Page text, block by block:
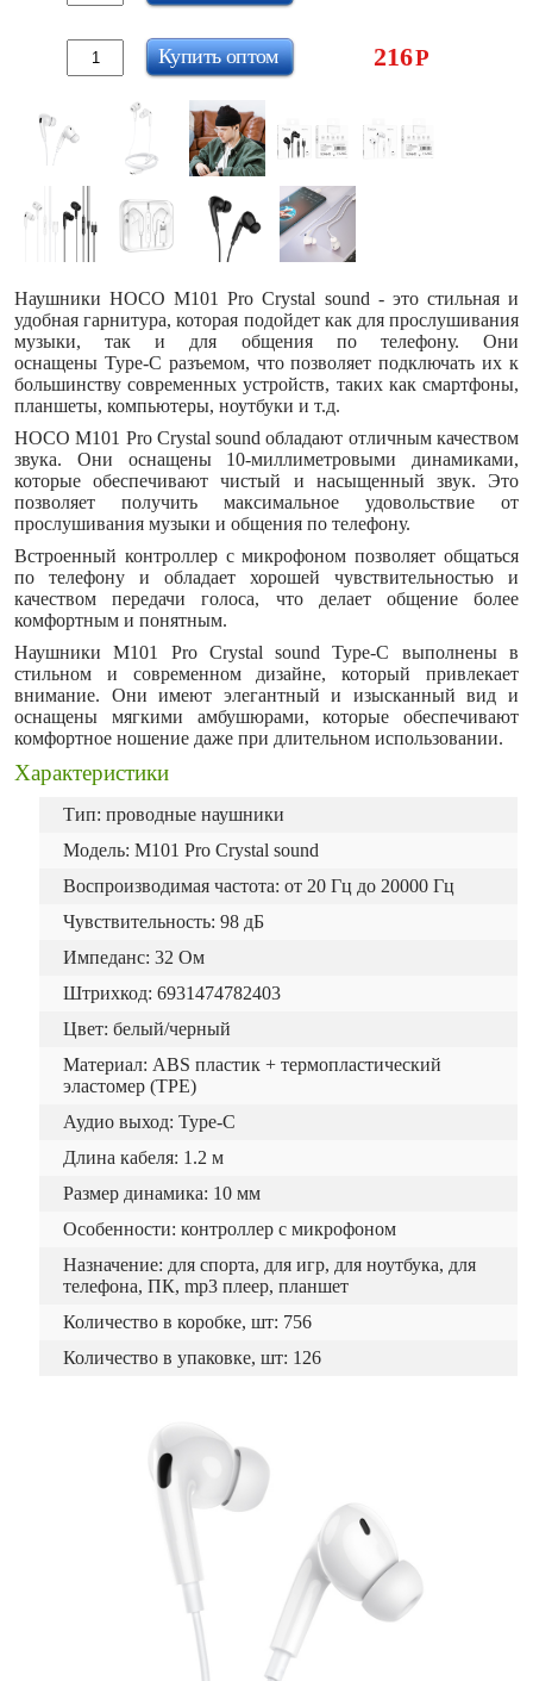
216Р
Купить оптом
Наушники HOCO M101 Pro Crystal sound - это стильная и
удобная гарнитура, которая подойдет как для прослушивания
музыки, так и для общения по телефону. Они
оснащены Type-C разъемом, что позволяет подключать их к
большинству современных устройств, таких как смартфоны,
планшеты, компьютеры, ноутбуки и т.д.
HOCO M101 Pro Crystal sound обладают отличным качеством
звука. Они оснащены 10-миллиметровыми динамиками,
которые обеспечивают чистый и насыщенный звук. Это
позволяет получить максимальное удовольствие от
прослушивания музыки и общения по телефону.
Встроенный контроллер с микрофоном позволяет общаться
по телефону и обладает хорошей чувствительностью и
качеством передачи голоса, что делает общение более
комфортным и понятным.
Наушники M101 Pro Crystal sound Type-C выполнены в
стильном и современном дизайне, который привлекает
внимание. Они имеют элегантный и изысканный вид и
оснащены мягкими амбушюрами, которые обеспечивают
комфортное ношение даже при длительном использовании.
Характеристики
Тип: проводные наушники
Модель: M101 Pro Crystal sound
Воспроизводимая частота: от 20 Гц до 20000 Гц
Чувствительность: 98 дБ
Импеданс: 32 Ом
Штрихкод: 6931474782403
Цвет: белый/черный
Материал: ABS пластик + термопластический
эластомер (TPE)
Аудио выход: Type-C
Длина кабеля: 1.2 м
Размер динамика: 10 мм
Особенности: контроллер с микрофоном
Назначение: для спорта, для игр, для ноутбука, для
телефона, ПК, mp3 плеер, планшет
Количество в коробке, шт: 756
Количество в упаковке, шт: 126